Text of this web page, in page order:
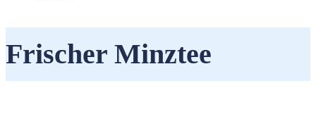
Frischer Minztee